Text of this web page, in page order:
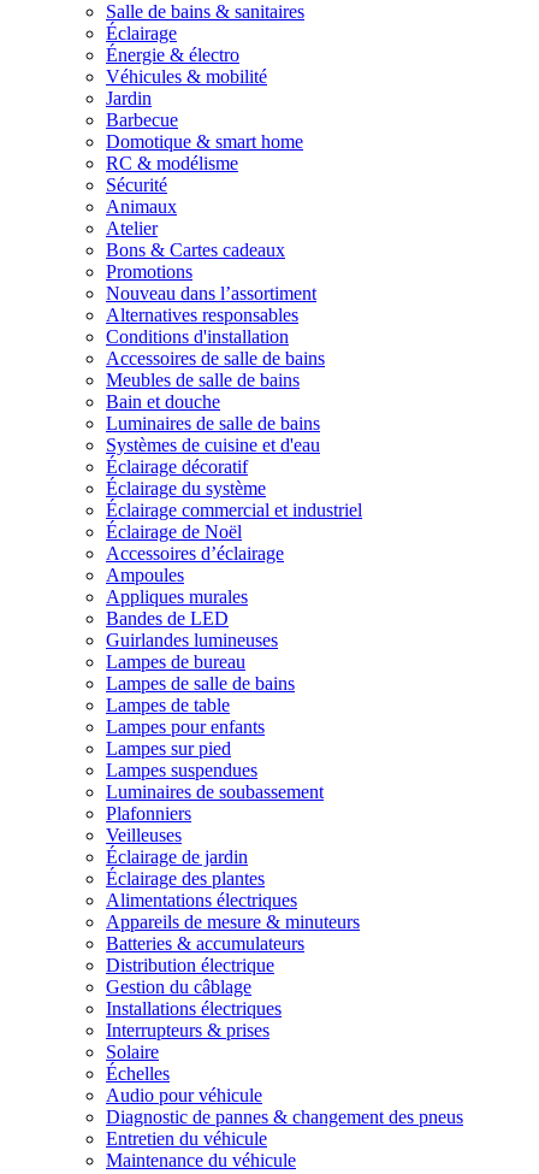
Salle de bains & sanitaires
Éclairage
Énergie & électro
Véhicules & mobilité
Jardin
Barbecue
Domotique & smart home
RC & modélisme
Sécurité
Animaux
Atelier
Bons & Cartes cadeaux
Promotions
Nouveau dans l’assortiment
Alternatives responsables
Conditions d'installation
Accessoires de salle de bains
Meubles de salle de bains
Bain et douche
Luminaires de salle de bains
Systèmes de cuisine et d'eau
Éclairage décoratif
Éclairage du système
Éclairage commercial et industriel
Éclairage de Noël
Accessoires d’éclairage
Ampoules
Appliques murales
Bandes de LED
Guirlandes lumineuses
Lampes de bureau
Lampes de salle de bains
Lampes de table
Lampes pour enfants
Lampes sur pied
Lampes suspendues
Luminaires de soubassement
Plafonniers
Veilleuses
Éclairage de jardin
Éclairage des plantes
Alimentations électriques
Appareils de mesure & minuteurs
Batteries & accumulateurs
Distribution électrique
Gestion du câblage
Installations électriques
Interrupteurs & prises
Solaire
Échelles
Audio pour véhicule
Diagnostic de pannes & changement des pneus
Entretien du véhicule
Maintenance du véhicule